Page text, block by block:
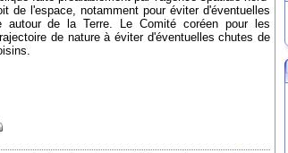
de l'espace, notamment pour éviter d'éventuelles
de la Terre. Le Comité coréen pour les
de nature à éviter d'éventuelles chutes de